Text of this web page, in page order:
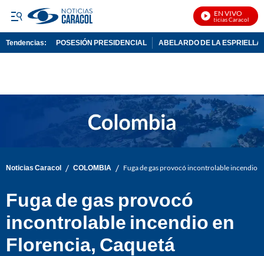
EN VIVO
Noticias Caracol En
Tendencias: POSESIÓN PRESIDENCIAL ABELARDO DE LA ESPRIELLA
Noticias Caracol / COLOMBIA / Fuga de gas provocó incontrolable incendio
Fuga de gas provocó
incontrolable incendio en
Florencia, Caquetá